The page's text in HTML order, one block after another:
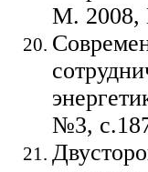
М. 2008,
№3,